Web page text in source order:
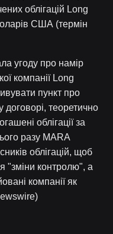
облігацій Long
США (термін
угоду про намір
компанії Long
пункт про
договорі, теоретично
облігації за
разу MARA
облігацій, щоб
"зміни контролю", а
компанії як